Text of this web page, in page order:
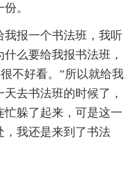
。
我报一个书法班，我听
么要给我报书法班，
不好看。”所以就给我
去书法班的时候了，
躲了起来，可是这一
，我还是来到了书法